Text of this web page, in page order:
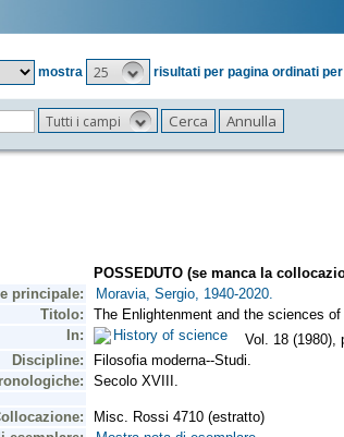
mostra
25 risultati per pagina ordinati per
Tutti i campi